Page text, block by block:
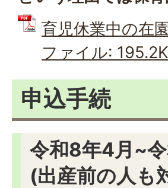
育児休業中の在
ファイル:
申込手続
令和8年4月~
(出産前の人も